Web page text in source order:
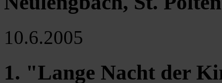
10.6.2005
1. "Lange Nacht der